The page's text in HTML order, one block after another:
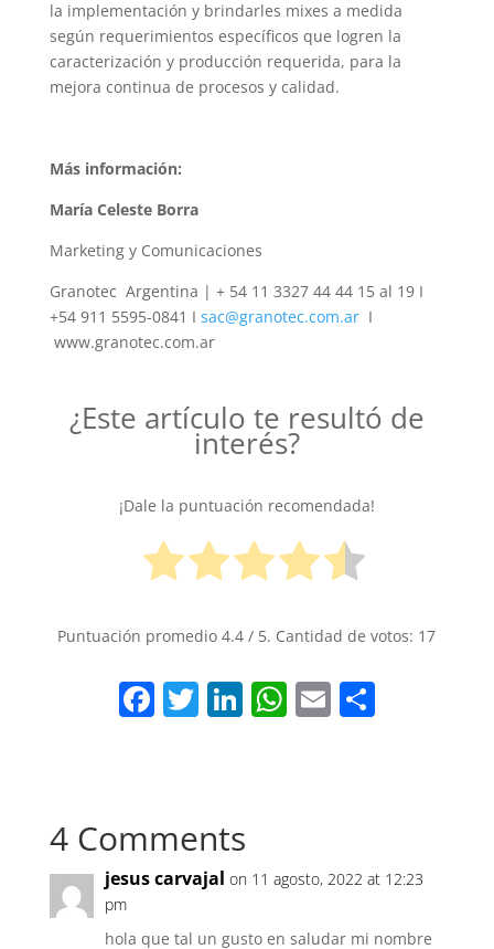
la implementación y brindarles mixes a medida
según requerimientos específicos que logren la
caracterización y producción requerida, para la
mejora continua de procesos y calidad.
Más información:
María Celeste Borra
Marketing y Comunicaciones
Granotec Argentina | + 54 11 3327 44 44 15 al 19 I
+54 911 5595-0841 I sac@granotec.com.arI
www.granotec.com.ar
¿Este artículo te resultó de
interés?
¡Dale la puntuación recomendada!
Puntuación promedio4.4 / 5. Cantidad de votos: 17
F
b
o
T Li
dI
n
W
p
E
4 Comments
jesus carvajal on 11 agosto, 2022 at 12:23
pm
hola que tal un gusto en saludar mi nombre